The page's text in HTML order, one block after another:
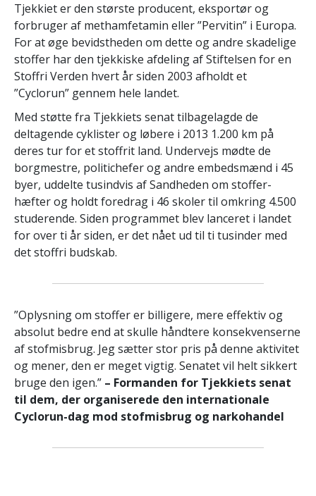
Tjekkiet er den største producent, eksportør og
forbruger af methamfetamin eller ”Pervitin” i Europa.
For at øge bevidstheden om dette og andre skadelige
stoffer har den tjekkiske afdeling af Stiftelsen for en
Stoffri Verden hvert år siden 2003 afholdt et
”Cyclorun” gennem hele landet.
Med støtte fra Tjekkiets senat tilbagelagde de
deltagende cyklister og løbere i 2013 1.200 km på
deres tur for et stoffrit land. Undervejs mødte de
borgmestre, politichefer og andre embedsmænd i 45
byer, uddelte tusindvis af Sandheden om stoffer-
hæfter og holdt foredrag i 46 skoler til omkring 4.500
studerende. Siden programmet blev lanceret i landet
for over ti år siden, er det nået ud til ti tusinder med
det stoffri budskab.
”Oplysning om stoffer er billigere, mere effektiv og
absolut bedre end at skulle håndtere konsekvenserne
af stofmisbrug. Jeg sætter stor pris på denne aktivitet
og mener, den er meget vigtig. Senatet vil helt sikkert
bruge den igen.” – Formanden for Tjekkiets senat
til dem, der organiserede den internationale
Cyclorun-dag mod stofmisbrug og narkohandel